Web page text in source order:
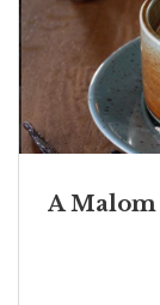
A Malom